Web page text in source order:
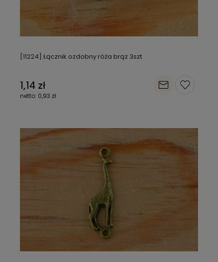
[11224] Łącznik ozdobny róża brąz 3szt
1,14 zł
0,93 zł